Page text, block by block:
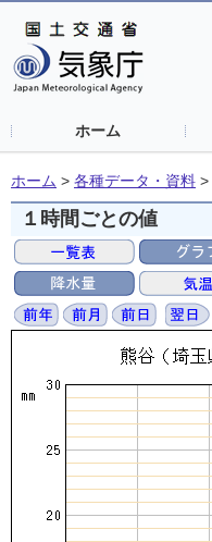
ホーム
ホーム > 各種データ・資料 >
１時間ごとの値